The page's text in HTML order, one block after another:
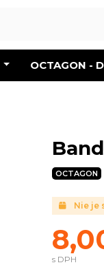
OCTAGON -
OCTAGON
Nie je
s DPH